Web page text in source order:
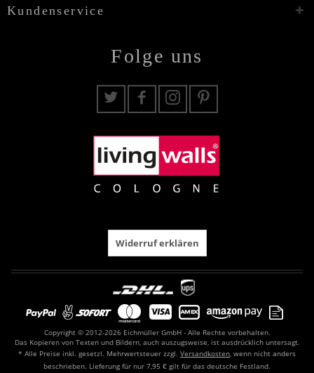
Kundenservice
Folge uns
Widerruf erklären
Copyright © 2012-2026 Eichmüller GmbH - Alle Rechte vorbehalten.
Das Kopieren von Texten und Bildern, auch auszugsweise, ist ausdrücklich untersagt.
* Alle Preise inkl. gesetzl. Mehrwertsteuer zzgl. Versandkosten, wenn nicht anders
beschrieben. Lieferung für nur 7,95 € gilt für das deutsche Festland.